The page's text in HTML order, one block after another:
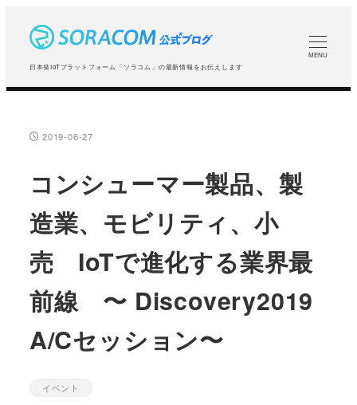
コ
日本発IoTプラットフォーム「ソラコム」の最新情報をお伝えします
MENU
投稿日
2019-06-27
コンシューマー製品、製
造業、モビリティ、小
売 IoTで進化する業界最
前線 〜 Discovery2019
A/Cセッション〜
カテゴリー
イベント